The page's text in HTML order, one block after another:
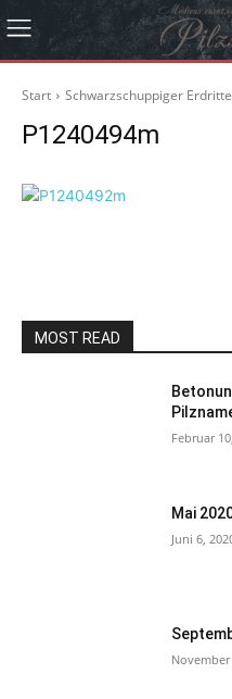
Start Schwarzschuppiger
P1240494m
MOST READ
Februar
Mai
Juni 6,
November